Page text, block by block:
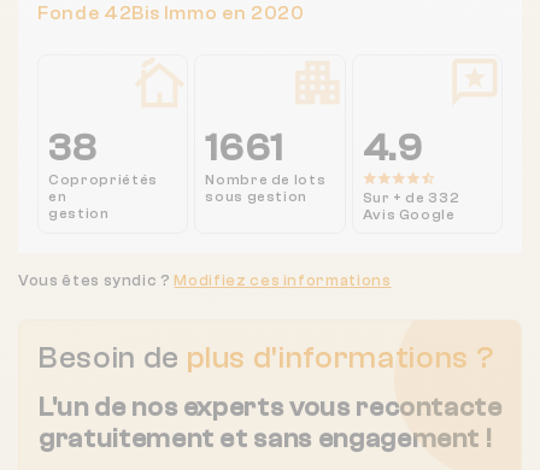
Fonde 42Bis Immo en 2020
38
Copropriétés
en
gestion
1661
Nombre de lots
sous gestion
4.9
Sur + de 332
Avis Google
Besoin de plus d'informations ?
L'un de nos experts vous recontacte
gratuitement et sans engagement !
Vous êtes syndic ? Modifiez ces informations